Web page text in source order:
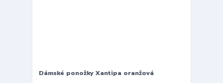
Dámské ponožky Xantipa oranžová